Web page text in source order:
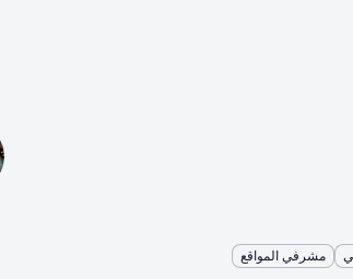
مشرفي المواقع